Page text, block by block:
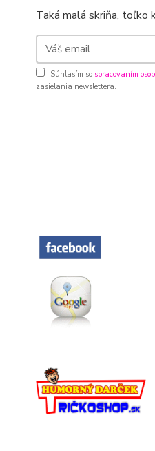
Taká malá skriňa, toľko
Súhlasím so spracovaním
zasielania newslettera.